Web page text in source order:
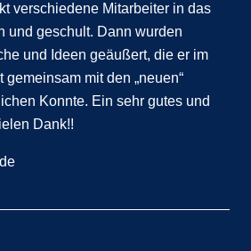
verschiedene Mitarbeiter in das
und geschult. Dann wurden
und Ideen geäußert, die er im
mit den „neuen“
Konnte. Ein sehr gutes und
Dank!!